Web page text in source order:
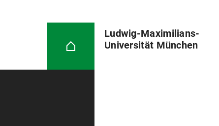
Ludwig-Maximilians-
Universität München